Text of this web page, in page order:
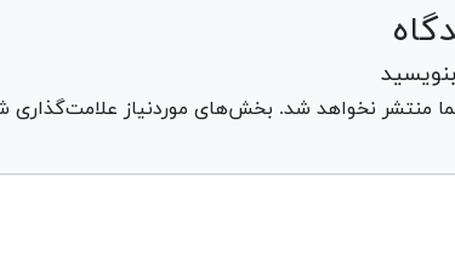
منتشر نخواهد شد. بخش‌های موردنیاز علامت‌گذاری